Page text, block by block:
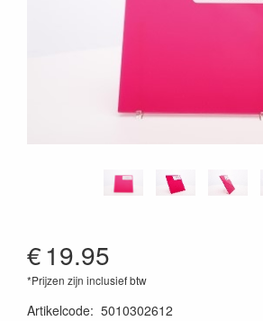
€19.95
*Prijzen zijn inclusief btw
Artikelcode: 5010302612